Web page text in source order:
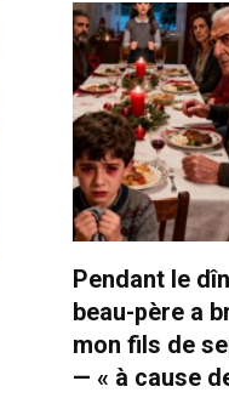
Pendant le
beau-père a
mon fils de
— « à cause